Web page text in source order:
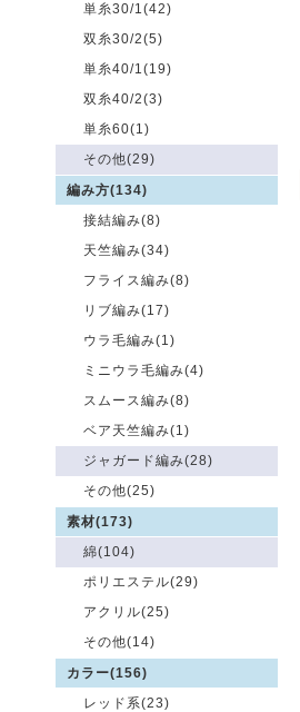
単糸30/1(42)
双糸30/2(5)
単糸40/1(19)
双糸40/2(3)
単糸60(1)
その他(29)
編み方(134)
接結編み(8)
天竺編み(34)
フライス編み(8)
リブ編み(17)
ウラ毛編み(1)
ミニウラ毛編み(4)
スムース編み(8)
ベア天竺編み(1)
ジャガード編み(28)
その他(25)
素材(173)
綿(104)
ポリエステル(29)
アクリル(25)
その他(14)
カラー(156)
レッド系(23)